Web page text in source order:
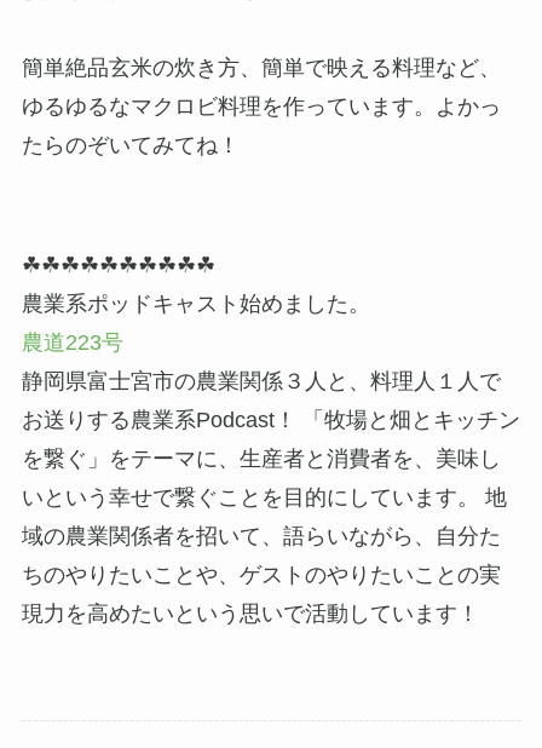
簡単絶品玄米の炊き方、簡単で映える料理など、
ゆるゆるなマクロビ料理を作っています。よかっ
たらのぞいてみてね！
☘☘☘☘☘☘☘☘☘☘
農業系ポッドキャスト始めました。
農道223号
静岡県富士宮市の農業関係３人と、料理人１人で
お送りする農業系Podcast！ 「牧場と畑とキッチン
を繋ぐ」をテーマに、生産者と消費者を、美味し
いという幸せで繋ぐことを目的にしています。 地
域の農業関係者を招いて、語らいながら、自分た
ちのやりたいことや、ゲストのやりたいことの実
現力を高めたいという思いで活動しています！